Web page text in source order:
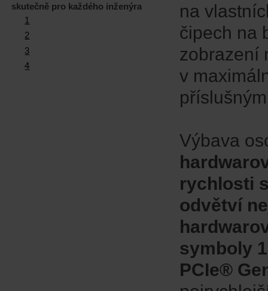
na
čipech na
zobrazení
v
Výbava
rychlosti
odvětví
symboly
PCIe®
skutečně pro každého inženýra
1
2
3
4